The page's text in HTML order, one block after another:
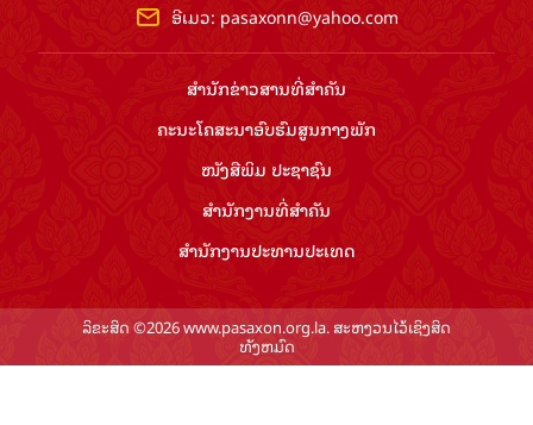
ອີເມວ: pasaxonn@yahoo.com
ສຳ​ນັກ​ຂ່າວ​ສານ​ທີ່​ສຳ​ຄັນ​
ຄະນະໂຄສະນາອົບຮົມ​ສູນ​ກາງ​ພັກ
ໜັງສືພິມ ປະ​ຊາ​ຊົນ
ສຳ​ນັກ​ງານ​ທີ່​ສຳ​ຄັນ
ສຳ​ນັກ​ງານ​ປະ​ທານ​ປະ​ເທດ
ລິຂະສິດ ©2026 www.pasaxon.org.la. ສະຫງວນໄວ້ເຊິງສິດ
ທັງຫມົດ